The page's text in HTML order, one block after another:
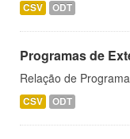
CSV ODT
Programas de
Relação de
CSV ODT